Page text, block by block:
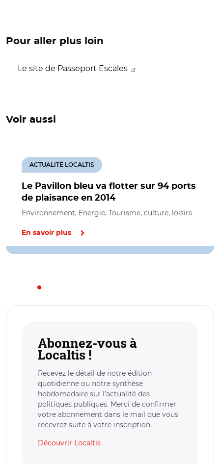
Pour aller plus loin
Le site de Passeport Escales
Voir aussi
Le Pavillon bleu va flotter sur 94 ports
de plaisance en 2014
ACTUALITÉ LOCALTIS
Environnement, Energie, Tourisme, culture, loisirs
En savoir plus
Abonnez-vous à
Localtis !
Recevez le détail de notre édition
quotidienne ou notre synthèse
hebdomadaire sur l’actualité des
politiques publiques. Merci de confirmer
votre abonnement dans le mail que vous
recevrez suite à votre inscription.
Découvrir Localtis